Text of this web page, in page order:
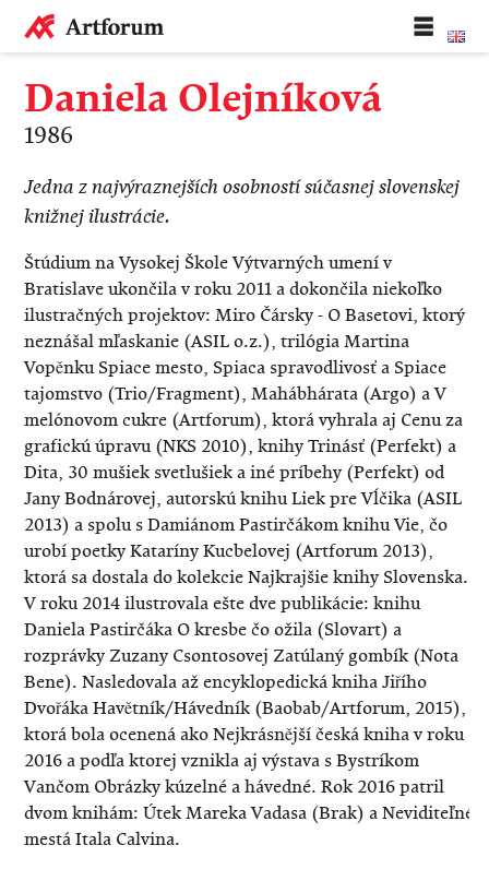
Daniela Olejníková
1986
Jedna z najvýraznejších osobností súčasnej slovenskej
knižnej ilustrácie.
Štúdium na Vysokej Škole Výtvarných umení v
Bratislave ukončila v roku 2011 a dokončila niekoľko
ilustračných projektov: Miro Čársky - O Basetovi, ktorý
neznášal mľaskanie (ASIL o.z.), trilógia Martina
Vopěnku Spiace mesto, Spiaca spravodlivosť a Spiace
tajomstvo (Trio/Fragment), Mahábhárata (Argo) a V
melónovom cukre (Artforum), ktorá vyhrala aj Cenu za
grafickú úpravu (NKS 2010), knihy Trinásť (Perfekt) a
Dita, 30 mušiek svetlušiek a iné príbehy (Perfekt) od
Jany Bodnárovej, autorskú knihu Liek pre Vĺčika (ASIL
2013) a spolu s Damiánom Pastirčákom knihu Vie, čo
urobí poetky Kataríny Kucbelovej (Artforum 2013),
ktorá sa dostala do kolekcie Najkrajšie knihy Slovenska.
V roku 2014 ilustrovala ešte dve publikácie: knihu
Daniela Pastirčáka O kresbe čo ožila (Slovart) a
rozprávky Zuzany Csontosovej Zatúlaný gombík (Nota
Bene). Nasledovala až encyklopedická kniha Jiřího
Dvořáka Havětník/Hávedník (Baobab/Artforum, 2015),
ktorá bola ocenená ako Nejkrásnější česká kniha v roku
2016 a podľa ktorej vznikla aj výstava s Bystríkom
Vančom Obrázky kúzelné a hávedné. Rok 2016 patril
dvom knihám: Útek Mareka Vadasa (Brak) a Neviditeľné
mestá Itala Calvina.